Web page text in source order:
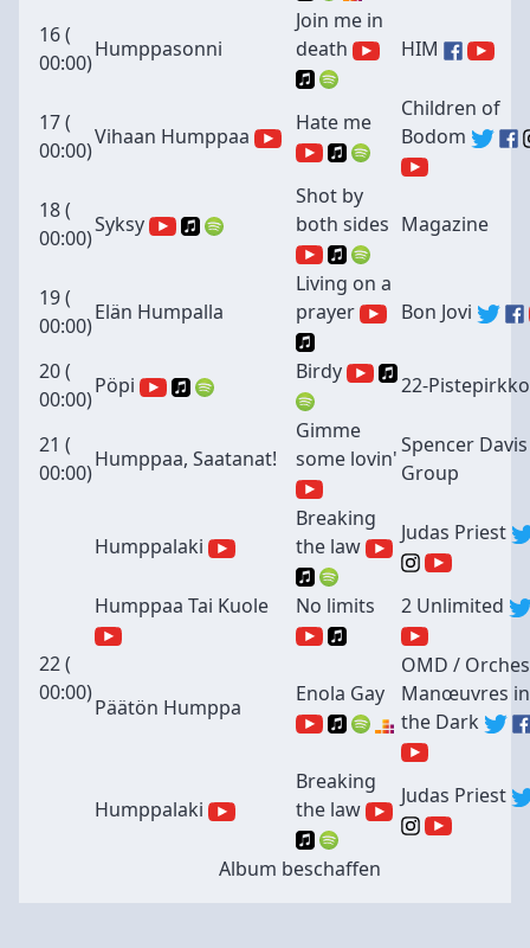
Album beschaffen
16 (
00:00)
Humppasonni
Join me in
death
HIM
17 (
00:00)
Vihaan Humppaa
Hate me
Children of
Bodom
18 (
00:00)
Syksy
Shot by
both sides Magazine
19 (
00:00)
Elän Humpalla
Living on a
prayer
Bon Jovi
20 (
00:00)
Pöpi
Birdy
22-Pistepirkko
21 (
00:00)
Humppaa, Saatanat!
Gimme
some lovin'
Spencer Davis
Group
22 (
00:00)
Humppalaki
Breaking
the law
Judas Priest
Humppaa Tai Kuole No limits 2 Unlimited
Päätön Humppa
Enola Gay
OMD /
Manœuvres in
the Dark
Humppalaki
Breaking
the law
Judas Priest